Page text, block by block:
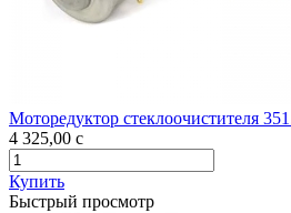
Моторедуктор стеклоочистителя
4 325,00 c
Купить
Быстрый просмотр